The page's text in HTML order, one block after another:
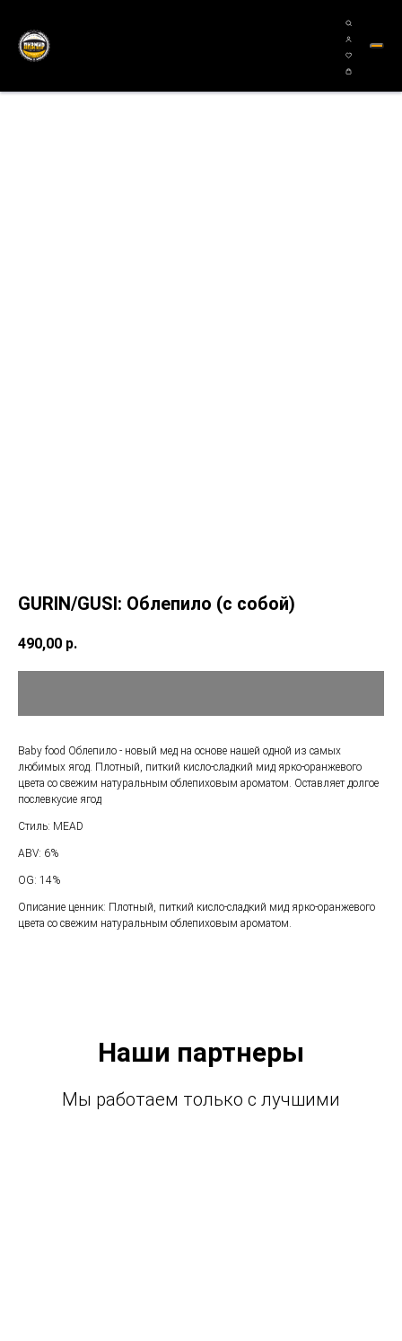
GURIN/GUSI: Облепило (с собой)
490,00 р.
Baby food Облепило - новый мед на основе нашей одной из самых
любимых ягод. Плотный, питкий кисло-сладкий мид ярко-оранжевого
цвета со свежим натуральным облепиховым ароматом. Оставляет долгое
послевкусие ягод
Стиль: MEAD
ABV: 6%
OG: 14%
Описание ценник: Плотный, питкий кисло-сладкий мид ярко-оранжевого
цвета со свежим натуральным облепиховым ароматом.
Наши партнеры
Мы работаем только с лучшими